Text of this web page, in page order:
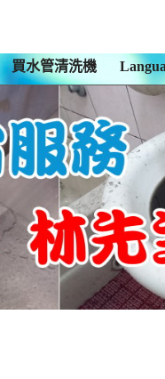
買水管清洗機